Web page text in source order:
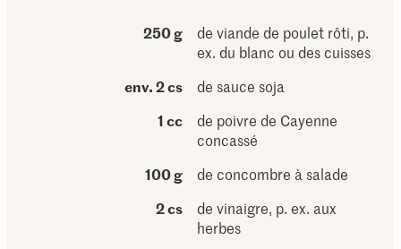
250 g
de viande de poulet rôti, p.
ex. du blanc ou des cuisses
env. 2 cs
de sauce soja
1 cc
de poivre de Cayenne
concassé
100 g
de concombre à salade
2 cs
de vinaigre, p. ex. aux
herbes